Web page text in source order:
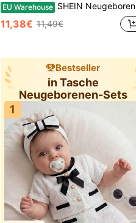
EU Warehouse SHEIN Neugeborenes Baby Slogan Cartoon Dinosaurier Muster Langarm Jumpsuit und Hose Set
11,38€ 11,49€
Bestseller
in Tasche
Neugeborenen-Sets
1